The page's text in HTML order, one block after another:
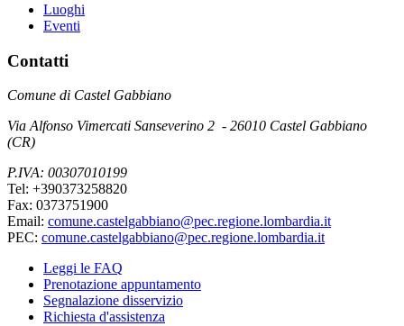
Luoghi
Eventi
Contatti
Comune di Castel Gabbiano
Via Alfonso Vimercati Sanseverino 2 - 26010 Castel Gabbiano
(CR)
P.IVA: 00307010199
Tel: +390373258820
Fax: 0373751900
Email: comune.castelgabbiano@pec.regione.lombardia.it
PEC: comune.castelgabbiano@pec.regione.lombardia.it
Leggi le FAQ
Prenotazione appuntamento
Segnalazione disservizio
Richiesta d'assistenza